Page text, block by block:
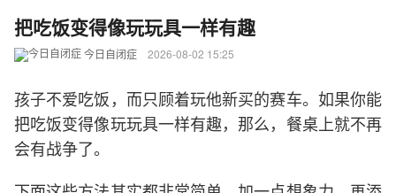
把吃饭变得像玩玩具一样有趣
今日自闭症 2026-08-02 15:25
孩子不爱吃饭，而只顾着玩他新买的赛车。如果你能
把吃饭变得像玩玩具一样有趣，那么，餐桌上就不再
会有战争了。